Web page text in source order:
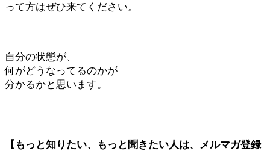
って方はぜひ来てください。
自分の状態が、
何がどうなってるのかが
分かるかと思います。
【もっと知りたい、もっと聞きたい人は、メルマガ登録